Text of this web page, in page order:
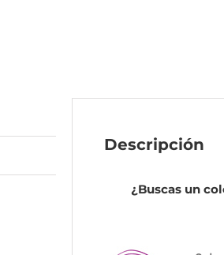
Descripción
¿Buscas un